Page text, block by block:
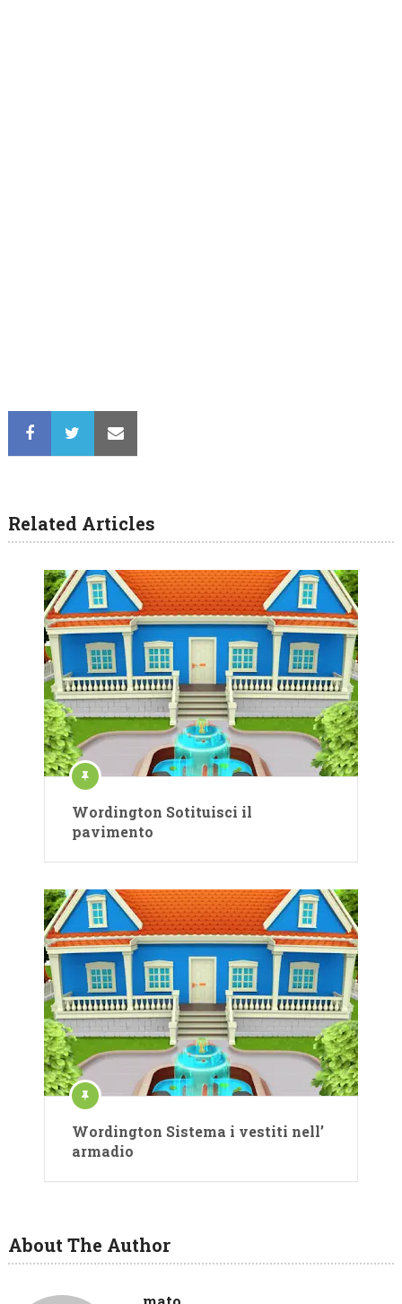
Related Articles
Wordington Sotituisci il
pavimento
Wordington Sistema i vestiti nell’
armadio
About The Author